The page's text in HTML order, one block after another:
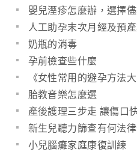
泌尿科
心血管
嬰兒溼疹怎麼辦，選擇
聖 元優博
人工助孕末次月經及預
算方法
奶瓶的消毒
孕前檢查些什麼
《女性常用的避孕方法大
(圖)胎教音樂怎麼選
產後護理三步走 讓傷口
新生兒聽力篩查有何法
小兒腦癱家庭康復訓練